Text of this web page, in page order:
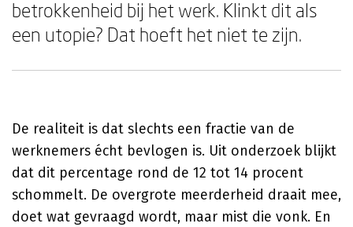
betrokkenheid bij het werk. Klinkt dit als
een utopie? Dat hoeft het niet te zijn.
De realiteit is dat slechts een fractie van de
werknemers écht bevlogen is. Uit onderzoek blijkt
dat dit percentage rond de 12 tot 14 procent
schommelt. De overgrote meerderheid draait mee,
doet wat gevraagd wordt, maar mist die vonk. En